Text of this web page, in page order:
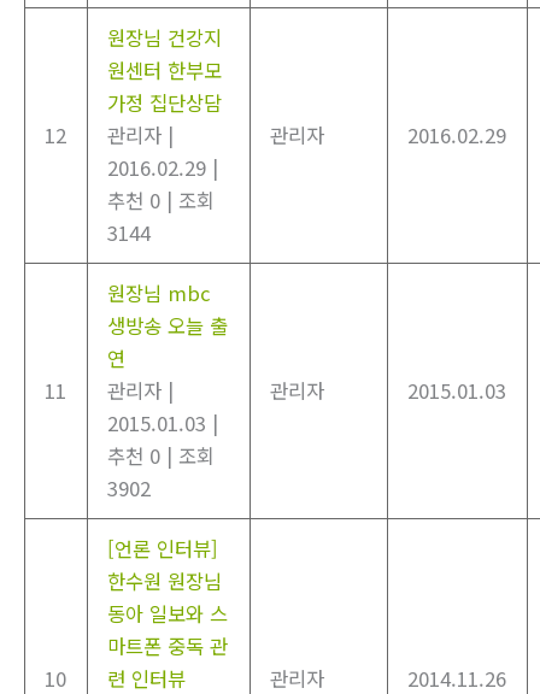
12
원장님 건강지
원센터 한부모
가정 집단상담
관리자 |
2016.02.29 |
추천 0 | 조회
3144
관리자 2016.02.29
11
원장님 mbc
생방송 오늘 출
연
관리자 |
2015.01.03 |
추천 0 | 조회
3902
관리자 2015.01.03
10
[언론 인터뷰]
한수원 원장님
동아 일보와 스
마트폰 중독 관
련 인터뷰
관리자 2014.11.26